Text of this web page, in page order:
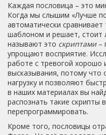
Каждая пословица – это
Когда мы слышим «Лучше
автоматически
шаблоном и решает, стоит
называют это скриптами–
упрощают восприятие.
работе с тревогой хорошо
высказывания, потому что
нагрузку и позволяют
в наших материалах вы
распознать такие скрипты
перепрограммировать.
Кроме того, пословицы